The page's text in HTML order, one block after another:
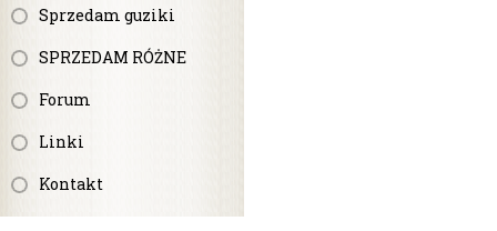
Sprzedam guziki
SPRZEDAM RÓŻNE
Forum
Linki
Kontakt